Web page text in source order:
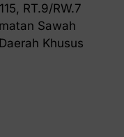
RT.9/RW.7
Sawah
Khusus